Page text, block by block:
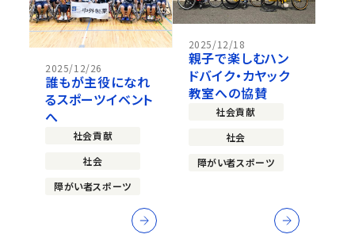
2025/12/26
誰もが主役になれ
るスポーツイベント
へ
社会貢献
社会
障がい者スポーツ
2025/12/18
親子で楽しむハン
ドバイク・カヤック
教室への協賛
社会貢献
社会
障がい者スポーツ